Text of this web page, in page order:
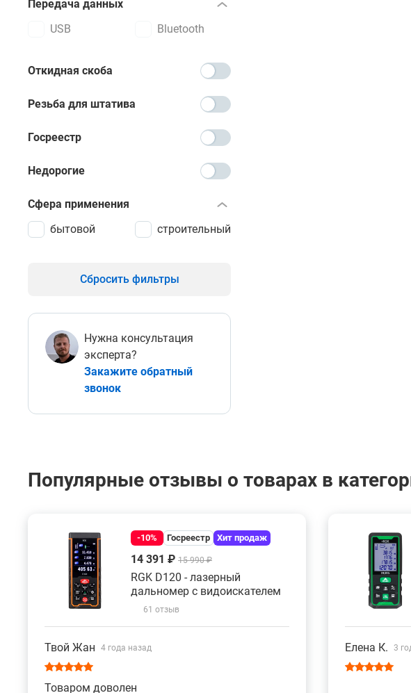
Передача данных
USB
Bluetooth
Откидная скоба
Резьба для штатива
Госреестр
Недорогие
Сфера применения
бытовой
строительный
Сбросить фильтры
Нужна консультация
эксперта?
Закажите обратный
звонок
Популярные отзывы о товарах в
-10% Госреестр Хит продаж
14 391 ₽ 15 990 ₽
RGK D120 - лазерный
дальномер с видоискателем
61 отзыв
Твой Жан 4 года назад
Товаром доволен
Елена К. 3